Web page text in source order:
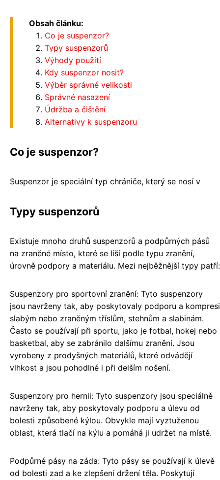
Obsah článku:
Co je suspenzor?
Typy suspenzorů
Výhody použití
Kdy suspenzor nosit?
Výběr správné velikosti
Správné nasazení
Údržba a čištění
Alternativy k suspenzoru
Co je suspenzor?
Suspenzor je speciální typ chrániče, který se nosí v
Typy suspenzorů
Existuje mnoho druhů suspenzorů a podpůrných pásů
na zraněné místo, které se liší podle typu zranění,
úrovně podpory a materiálu. Mezi nejběžnější typy patří:
Suspenzory pro sportovní zranění: Tyto suspenzory
jsou navrženy tak, aby poskytovaly podporu a kompresi
slabým nebo zraněným tříslům, stehnům a slabinám.
Často se používají při sportu, jako je fotbal, hokej nebo
basketbal, aby se zabránilo dalšímu zranění. Jsou
vyrobeny z prodyšných materiálů, které odvádějí
vlhkost a jsou pohodlné i při delším nošení.
Suspenzory pro hernii: Tyto suspenzory jsou speciálně
navrženy tak, aby poskytovaly podporu a úlevu od
bolesti způsobené kýlou. Obvykle mají vyztuženou
oblast, která tlačí na kýlu a pomáhá ji udržet na místě.
Podpůrné pásy na záda: Tyto pásy se používají k úlevě
od bolesti zad a ke zlepšení držení těla. Poskytují